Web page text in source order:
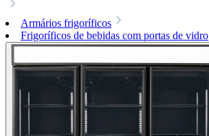
Armários frigoríficos
Frigoríficos de bebidas com portas de vidro